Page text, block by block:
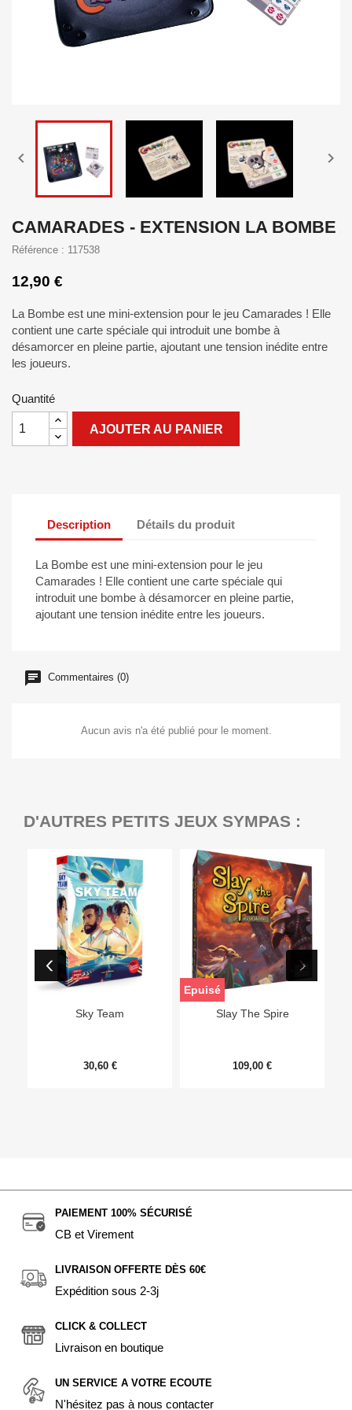
 
CAMARADES - EXTENSION LA BOMBE
Référence : 117538
12,90 €
La Bombe est une mini-extension pour le jeu Camarades ! Elle
contient une carte spéciale qui introduit une bombe à
désamorcer en pleine partie, ajoutant une tension inédite entre
les joueurs.
Quantité
AJOUTER AU PANIER
Description Détails du produit
La Bombe est une mini-extension pour le jeu
Camarades ! Elle contient une carte spéciale qui
introduit une bombe à désamorcer en pleine partie,
ajoutant une tension inédite entre les joueurs.
Commentaires (0)
Aucun avis n'a été publié pour le moment.
D'AUTRES PETITS JEUX SYMPAS :
Sky Team
30,60 €
Slay The Spire
109,00 €
Epuisé
PAIEMENT 100% SÉCURISÉ
CB et Virement
LIVRAISON OFFERTE DÈS 60€
Expédition sous 2-3j
CLICK & COLLECT
Livraison en boutique
UN SERVICE A VOTRE ECOUTE
N'hésitez pas à nous contacter